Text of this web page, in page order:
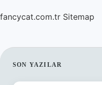
fancycat.com.tr Sitemap
SIDEBAR
SON YAZILAR